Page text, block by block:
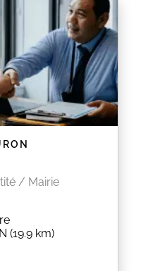
/ Mairie
(19.9 km)